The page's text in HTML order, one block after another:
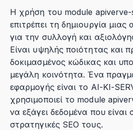
Η χρήση του module
επιτρέπει τη δημιουργία
για την συλλογή και
Είναι υψηλής ποιότητας και
δοκιμασμένος κώδικας και
μεγάλη κοινότητα. Ένα
εφαρμογής είναι το AI-KI-
χρησιμοποιεί το module
να εξάγει δεδομένα που είναι
στρατηγικές SEO τους.